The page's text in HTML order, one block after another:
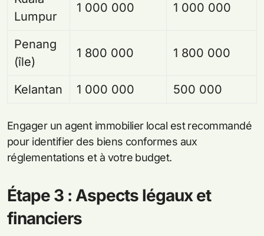
Lumpur
1 000 000 1 000 000
Penang
(île)
1 800 000 1 800 000
Kelantan 1 000 000 500 000
Engager un agent immobilier local est recommandé
pour identifier des biens conformes aux
réglementations et à votre budget.
Étape 3 : Aspects légaux et
financiers